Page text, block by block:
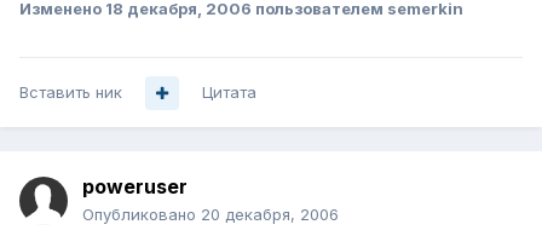
Изменено 18 декабря, 2006 пользователем semerkin
Вставить ник Цитата
poweruser
Опубликовано 20 декабря, 2006